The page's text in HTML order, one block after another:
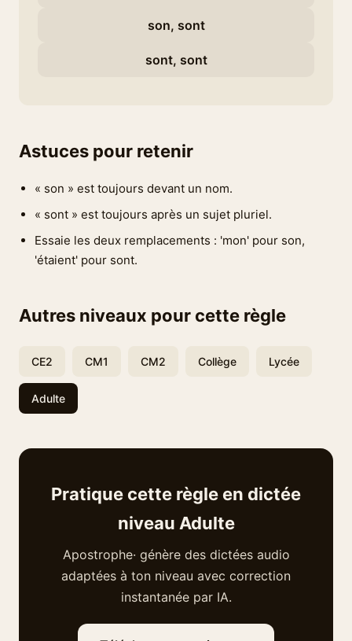
son, sont
sont, sont
Astuces pour retenir
« son » est toujours devant un nom.
« sont » est toujours après un sujet pluriel.
Essaie les deux remplacements : 'mon' pour son,
'étaient' pour sont.
Autres niveaux pour cette règle
CE2 CM1 CM2 Collège Lycée
Adulte
Pratique cette règle en dictée
niveau Adulte
Apostrophe· génère des dictées audio
adaptées à ton niveau avec correction
instantanée par IA.